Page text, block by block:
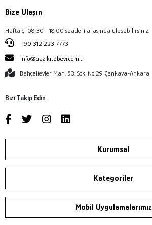
Bize Ulaşın
Haftaiçi 08:30 - 18:00 saatleri arasında ulaşabilirsiniz.
+90 312 223 7773
info@gazikitabevi.com.tr
Bahçelievler Mah. 53. Sok. No:29 Çankaya-Ankara
Bizi Takip Edin
Kurumsal
Kategoriler
Mobil Uygulamalarımız